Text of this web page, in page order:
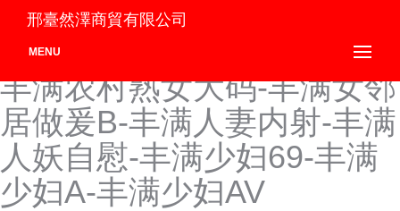
丰满迷人岳的大乳-丰满年经
的继拇6-丰满年经的继拇8-
丰满农村熟女大码-丰满女邻
居做爰B-丰满人妻内射-丰满
人妖自慰-丰满少妇69-丰满
少妇A-丰满少妇AV
邢臺然澤商貿有限公司
MENU